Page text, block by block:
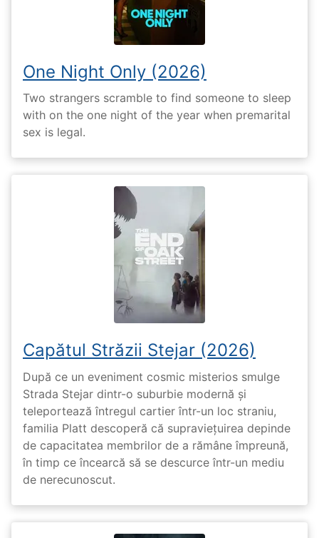
One Night Only (2026)
Two strangers scramble to find someone to sleep
with on the one night of the year when premarital
sex is legal.
Capătul Străzii Stejar (2026)
După ce un eveniment cosmic misterios smulge
Strada Stejar dintr-o suburbie modernă și
teleportează întregul cartier într-un loc straniu,
familia Platt descoperă că supraviețuirea depinde
de capacitatea membrilor de a rămâne împreună,
în timp ce încearcă să se descurce într-un mediu
de nerecunoscut.